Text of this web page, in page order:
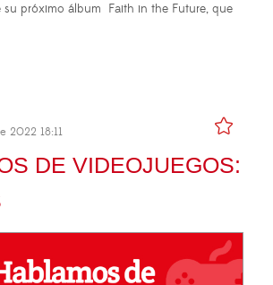
su próximo álbum Faith in the Future, que
2022 18:11
DE VIDEOJUEGOS: